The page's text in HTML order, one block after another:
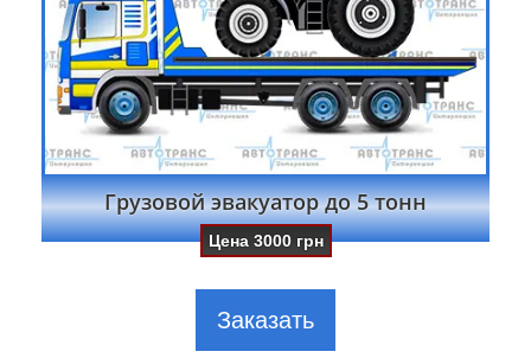
Грузовой эвакуатор до 5 тонн
Цена3000 грн
Заказать